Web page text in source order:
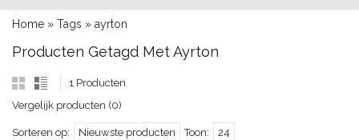
Home » Tags » ayrton
Producten Getagd Met Ayrton
1 Producten
Vergelijk producten (0)
Sorteren op: Nieuwste producten Toon: 24